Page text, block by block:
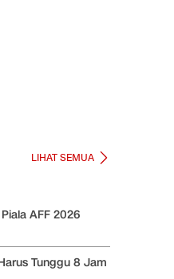
LIHAT SEMUA
AFF 2026
Tunggu 8 Jam